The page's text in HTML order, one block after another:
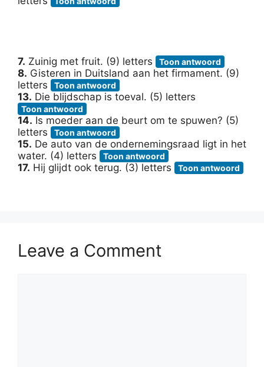
7. Zuinig met fruit. (9) letters Toon antwoord
8. Gisteren in Duitsland aan het firmament. (9)
letters
Toon antwoord
13. Die blijdschap is toeval. (5) letters
Toon antwoord
14. Is moeder aan de beurt om te spuwen? (5)
letters
Toon antwoord
15. De auto van de ondernemingsraad ligt in het
water. (4) letters
Toon antwoord
17. Hij glijdt ook terug. (3) letters Toon antwoord
Leave a Comment